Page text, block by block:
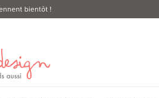
bientôt !